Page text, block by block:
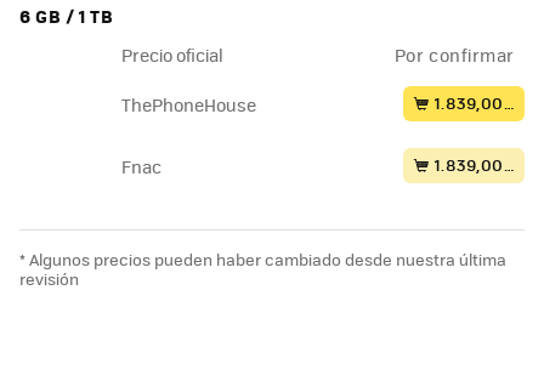
6 GB / 1 TB
Precio oficial Por confirmar
ThePhoneHouse 1.839,00 €
Fnac 1.839,00 €
* Algunos precios pueden haber cambiado desde nuestra última
revisión